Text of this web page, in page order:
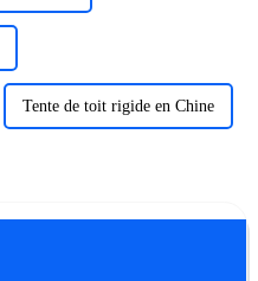
Tente de toit rigide en Chine